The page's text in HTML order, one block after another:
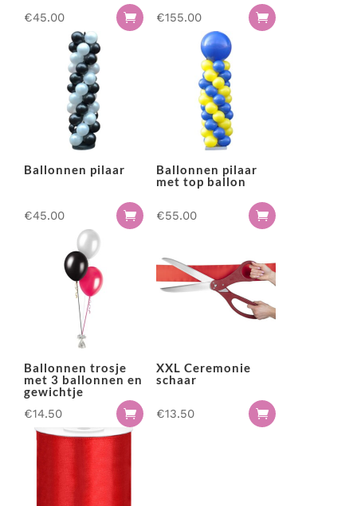
Serveer materialen
Servies & bestek
Speciale effecten
Stroom
Tafel accessoires
Tenten & parasols
€45.00  €155.00 
Ballonnen pilaar
€45.00 
Ballonnen pilaar
met top ballon
€55.00 
Ballonnen trosje
met 3 ballonnen en
gewichtje
€14.50 
XXL Ceremonie
schaar
€13.50 